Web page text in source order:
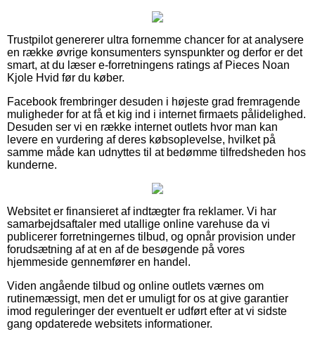
Trustpilot genererer ultra fornemme chancer for at analysere
en række øvrige konsumenters synspunkter og derfor er det
smart, at du læser e-forretningens ratings af Pieces Noan
Kjole Hvid før du køber.
Facebook frembringer desuden i højeste grad fremragende
muligheder for at få et kig ind i internet firmaets pålidelighed.
Desuden ser vi en række internet outlets hvor man kan
levere en vurdering af deres købsoplevelse, hvilket på
samme måde kan udnyttes til at bedømme tilfredsheden hos
kunderne.
Websitet er finansieret af indtægter fra reklamer. Vi har
samarbejdsaftaler med utallige online varehuse da vi
publicerer forretningernes tilbud, og opnår provision under
forudsætning af at en af de besøgende på vores
hjemmeside gennemfører en handel.
Viden angående tilbud og online outlets værnes om
rutinemæssigt, men det er umuligt for os at give garantier
imod reguleringer der eventuelt er udført efter at vi sidste
gang opdaterede websitets informationer.